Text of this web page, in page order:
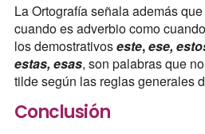
La Ortografía señala además
cuando es adverbio como
los demostrativoseste,ese,
estas, esas, son palabras que
tilde según las reglas generales
Conclusión